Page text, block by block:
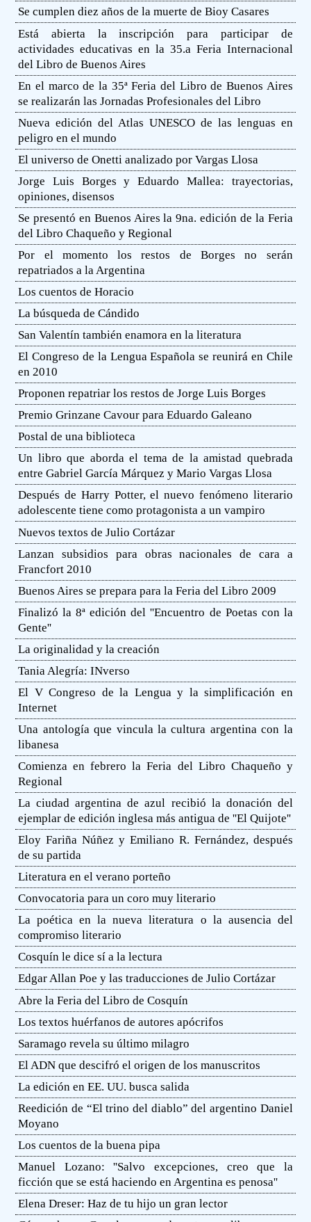
Se cumplen diez años de la muerte de Bioy Casares
Está abierta la inscripción para participar de
actividades educativas en la 35.a Feria Internacional
del Libro de Buenos Aires
En el marco de la 35ª Feria del Libro de Buenos Aires
se realizarán las Jornadas Profesionales del Libro
Nueva edición del Atlas UNESCO de las lenguas en
peligro en el mundo
El universo de Onetti analizado por Vargas Llosa
Jorge Luis Borges y Eduardo Mallea: trayectorias,
opiniones, disensos
Se presentó en Buenos Aires la 9na. edición de la Feria
del Libro Chaqueño y Regional
Por el momento los restos de Borges no serán
repatriados a la Argentina
Los cuentos de Horacio
La búsqueda de Cándido
San Valentín también enamora en la literatura
El Congreso de la Lengua Española se reunirá en Chile
en 2010
Proponen repatriar los restos de Jorge Luis Borges
Premio Grinzane Cavour para Eduardo Galeano
Postal de una biblioteca
Un libro que aborda el tema de la amistad quebrada
entre Gabriel García Márquez y Mario Vargas Llosa
Después de Harry Potter, el nuevo fenómeno literario
adolescente tiene como protagonista a un vampiro
Nuevos textos de Julio Cortázar
Lanzan subsidios para obras nacionales de cara a
Francfort 2010
Buenos Aires se prepara para la Feria del Libro 2009
Finalizó la 8ª edición del ''Encuentro de Poetas con la
Gente''
La originalidad y la creación
Tania Alegría: INverso
El V Congreso de la Lengua y la simplificación en
Internet
Una antología que vincula la cultura argentina con la
libanesa
Comienza en febrero la Feria del Libro Chaqueño y
Regional
La ciudad argentina de azul recibió la donación del
ejemplar de edición inglesa más antigua de ''El Quijote''
Eloy Fariña Núñez y Emiliano R. Fernández, después
de su partida
Literatura en el verano porteño
Convocatoria para un coro muy literario
La poética en la nueva literatura o la ausencia del
compromiso literario
Cosquín le dice sí a la lectura
Edgar Allan Poe y las traducciones de Julio Cortázar
Abre la Feria del Libro de Cosquín
Los textos huérfanos de autores apócrifos
Saramago revela su último milagro
El ADN que descifró el origen de los manuscritos
La edición en EE. UU. busca salida
Reedición de “El trino del diablo” del argentino Daniel
Moyano
Los cuentos de la buena pipa
Manuel Lozano: ''Salvo excepciones, creo que la
ficción que se está haciendo en Argentina es penosa''
Elena Dreser: Haz de tu hijo un gran lector